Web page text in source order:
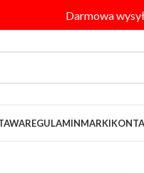
Darmowa
REGULAMINMARKI